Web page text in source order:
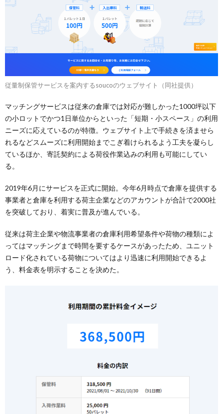
従量制保管サービスを案内するsoucoのウェブサイト（同社提供）
マッチングサービスは従来の倉庫では対応が難しかった1000坪以下
の小ロットでかつ1日単位からといった「短期・小スペース」の利用
ニーズに応えているのが特徴。ウェブサイト上で手続きを済ませら
れるなどスムーズに利用開始までこぎ着けられるよう工夫を凝らし
ているほか、寄託契約による荷役作業込みの利用も可能にしてい
る。
2019年6月にサービスを正式に開始。今年6月時点で倉庫を提供する
事業者と倉庫を利用する荷主企業などのアカウントが合計で2000社
を突破しており、着実に普及が進んでいる。
従来は荷主企業や物流事業者の倉庫利用希望条件や荷物の種類によ
ってはマッチングまで時間を要するケースがあったため、ユニット
ロード化されている荷物についてはより迅速に利用開始できるよ
う、料金表を明示することを決めた。